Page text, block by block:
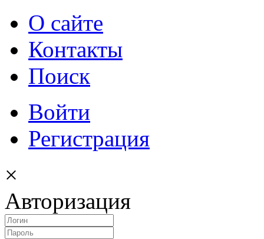
О сайте
Контакты
Поиск
Войти
Регистрация
×
Авторизация